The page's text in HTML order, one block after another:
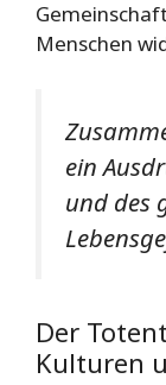
Menschen
ein
und des
Der
Kulturen